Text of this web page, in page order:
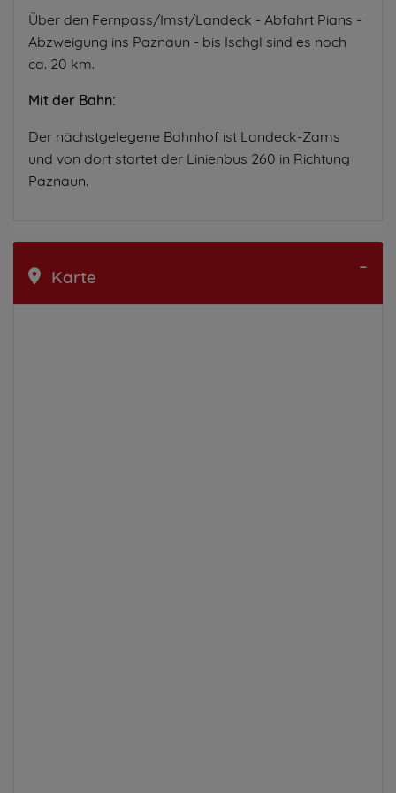
Über den Fernpass/Imst/Landeck - Abfahrt Pians -
Abzweigung ins Paznaun - bis Ischgl sind es noch
ca. 20 km.
Mit der Bahn:
Der nächstgelegene Bahnhof ist Landeck-Zams
und von dort startet der Linienbus 260 in Richtung
Paznaun.
Karte